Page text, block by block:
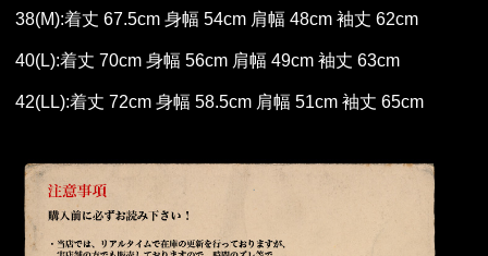
38(M):着丈 67.5cm 身幅 54cm 肩幅 48cm 袖丈 62cm
40(L):着丈 70cm 身幅 56cm 肩幅 49cm 袖丈 63cm
42(LL):着丈 72cm 身幅 58.5cm 肩幅 51cm 袖丈 65cm